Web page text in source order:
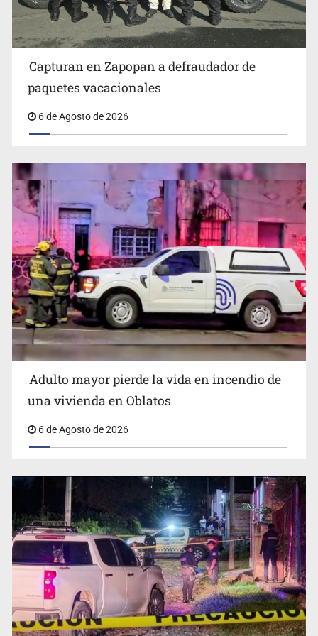
emérito de Morelia
Detienen al exgobernador de Guerrero, Ángel Aguirre
Capturan en Zapopan a defraudador de paquetes
Capturan en Zapopan a defraudador de
paquetes vacacionales
6 de Agosto de 2026
Adulto mayor pierde la vida en incendio de
una vivienda en Oblatos
6 de Agosto de 2026